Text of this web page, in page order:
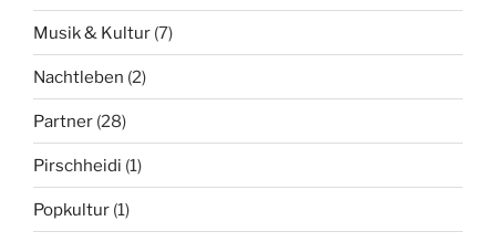
Musik & Kultur (7)
Nachtleben (2)
Partner (28)
Pirschheidi (1)
Popkultur (1)